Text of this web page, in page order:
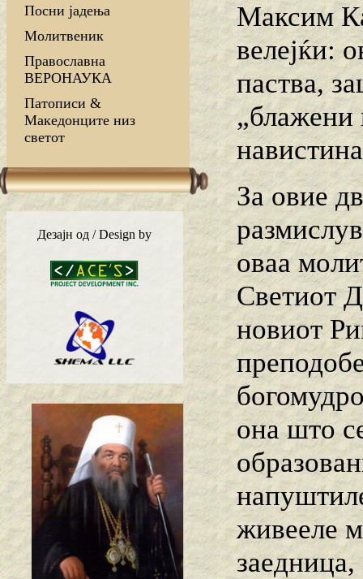
Посни јадења
Молитвеник
Православна
ВЕРОНАУКА
Патописи &
Македонците низ
светот
Дезајн од / Design by
Максим
велејќи:
паства,
„блажени
За овие
оваа
Светиот
новиот
она што
живееле